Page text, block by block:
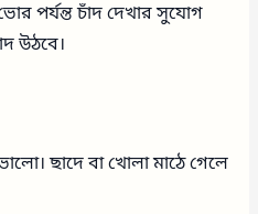
পর্যন্ত চাঁদ দেখার সুযোগ
উঠবে।
ছাদে বা খোলা মাঠে গেলে